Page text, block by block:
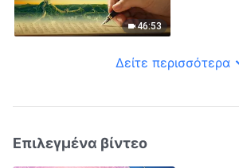
46:53
Δείτε περισσότερα
Επιλεγμένα βίντεο